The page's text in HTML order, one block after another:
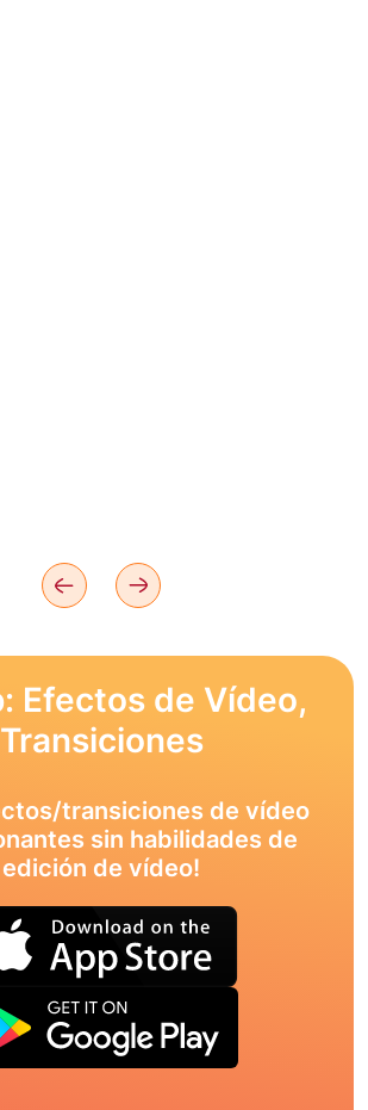
Efectos de Vídeo,
Transiciones
transiciones de vídeo
sin habilidades de
edición de vídeo!